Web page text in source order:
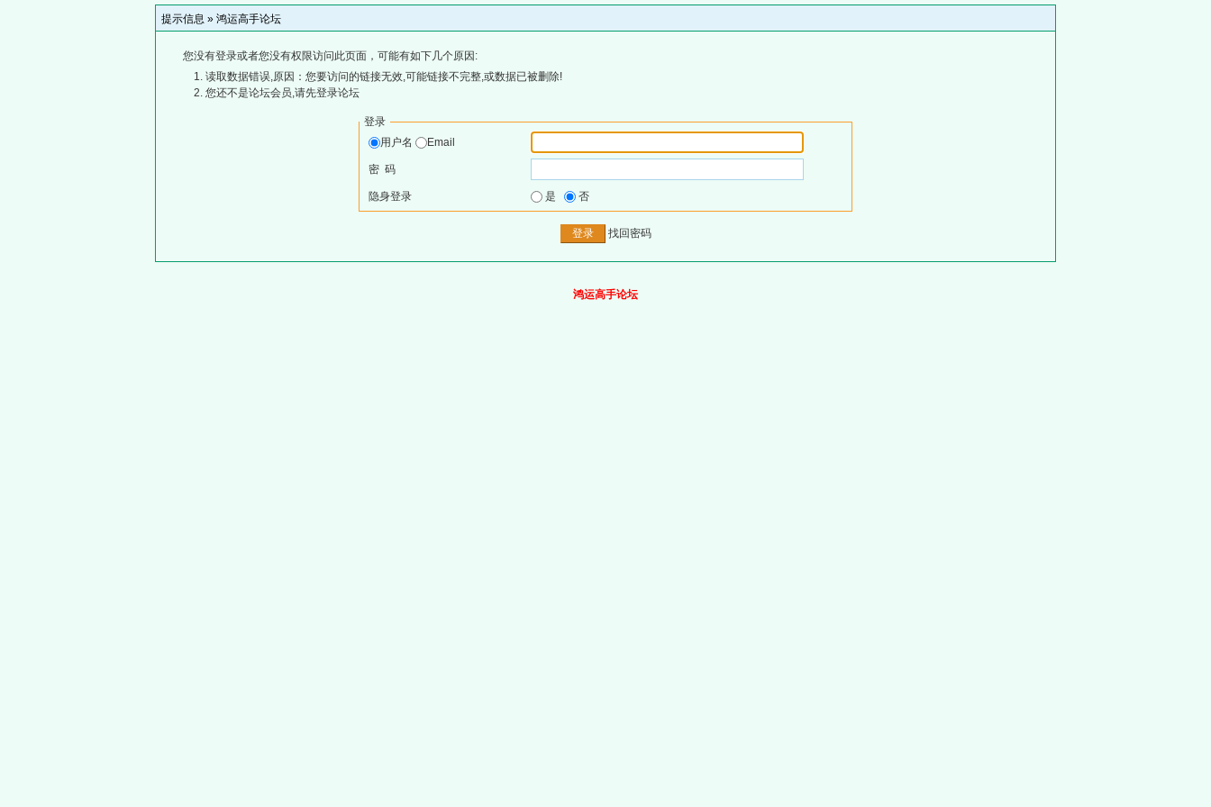
提示信息 » 鸿运高手论坛
您没有登录或者您没有权限访问此页面，可能有如下几个原因:
读取数据错误,原因：您要访问的链接无效,可能链接不完整,或数据已被删除!
您还不是论坛会员,请先登录论坛
登录
用户名
Email
密 码
隐身登录 是 否
找回密码
鸿运高手论坛